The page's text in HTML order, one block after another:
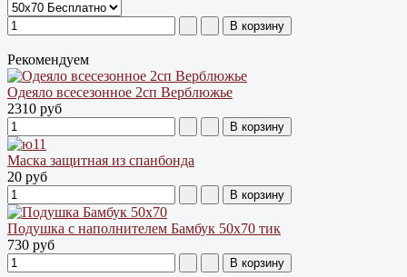
Рекомендуем
Одеяло всесезонное 2сп Верблюжье
2310 руб
Маска защитная из спанбонда
20 руб
Подушка с наполнителем Бамбук 50х70 тик
730 руб